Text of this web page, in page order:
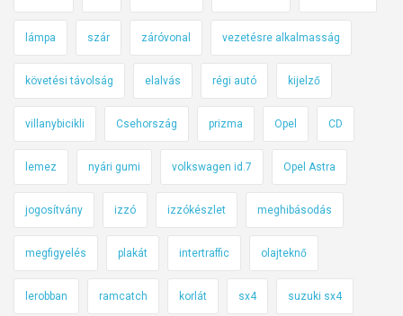
lámpa szár záróvonal vezetésre alkalmasság
követési távolság elalvás régi autó kijelző
villanybicikli Csehország prizma Opel CD
lemez nyári gumi volkswagen id.7 Opel Astra
jogosítvány izzó izzókészlet meghibásodás
megfigyelés plakát intertraffic olajteknő
lerobban ramcatch korlát sx4 suzuki sx4